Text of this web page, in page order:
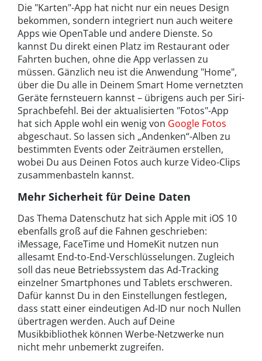
Die "Karten"-App hat nicht nur ein neues Design
bekommen, sondern integriert nun auch weitere
Apps wie OpenTable und andere Dienste. So
kannst Du direkt einen Platz im Restaurant oder
Fahrten buchen, ohne die App verlassen zu
müssen. Gänzlich neu ist die Anwendung "Home",
über die Du alle in Deinem Smart Home vernetzten
Geräte fernsteuern kannst – übrigens auch per Siri-
Sprachbefehl. Bei der aktualisierten "Fotos"-App
hat sich Apple wohl ein wenig von Google Fotos
abgeschaut. So lassen sich „Andenken“-Alben zu
bestimmten Events oder Zeiträumen erstellen,
wobei Du aus Deinen Fotos auch kurze Video-Clips
zusammenbasteln kannst.
Mehr Sicherheit für Deine Daten
Das Thema Datenschutz hat sich Apple mit iOS 10
ebenfalls groß auf die Fahnen geschrieben:
iMessage, FaceTime und HomeKit nutzen nun
allesamt End-to-End-Verschlüsselungen. Zugleich
soll das neue Betriebssystem das Ad-Tracking
einzelner Smartphones und Tablets erschweren.
Dafür kannst Du in den Einstellungen festlegen,
dass statt einer eindeutigen Ad-ID nur noch Nullen
übertragen werden. Auch auf Deine
Musikbibliothek können Werbe-Netzwerke nun
nicht mehr unbemerkt zugreifen.